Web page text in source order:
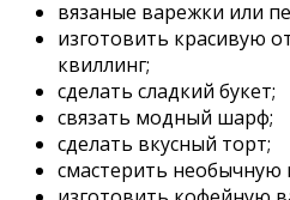
вязаные варежки или
изготовить красивую
квиллинг;
сделать сладкий букет;
связать модный шарф;
сделать вкусный торт;
смастерить необычную